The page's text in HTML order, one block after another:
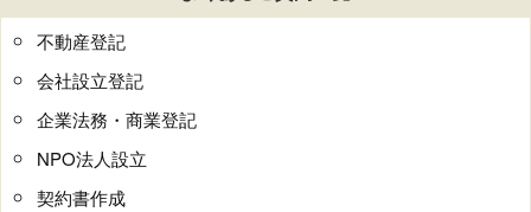
不動産登記
会社設立登記
企業法務・商業登記
NPO法人設立
契約書作成